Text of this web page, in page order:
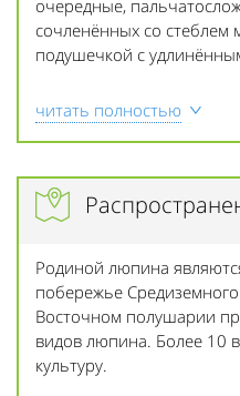
очередные,
сочленённых со стеблем
подушечкой с
читать полностью
Родиной люпина
побережье
Восточном полушарии
видов люпина. Более 10
культуру.